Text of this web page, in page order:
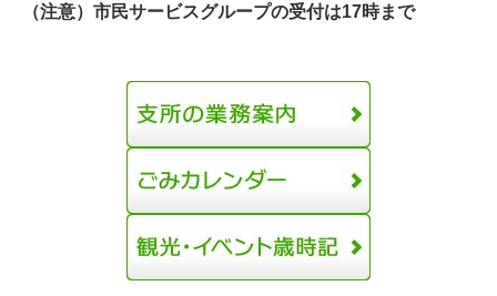
（注意）市民サービスグループの受付は17時まで